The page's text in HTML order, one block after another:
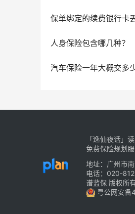
保单绑定的续费银行卡
人身保险包含哪几种？
汽车保险一年大概交多
「逸仙夜话」
免费保险规划
地址：广州市
电话：020-
谱蓝保 版权所
粤公网安备